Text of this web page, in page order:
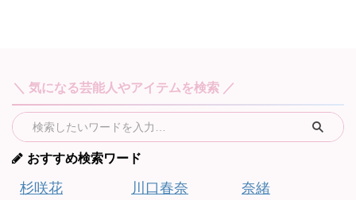
＼ 気になる芸能人やアイテムを検索 ／
おすすめ検索ワード
杉咲花 川口春奈 奈緒